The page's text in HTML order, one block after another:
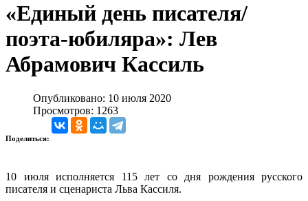
«Единый день писателя/
поэта-юбиляра»: Лев
Абрамович Кассиль
Опубликовано: 10 июля 2020
Просмотров: 1263
Поделиться:
10 июля исполняется 115 лет со дня рождения русского
писателя и сценариста Льва Кассиля.